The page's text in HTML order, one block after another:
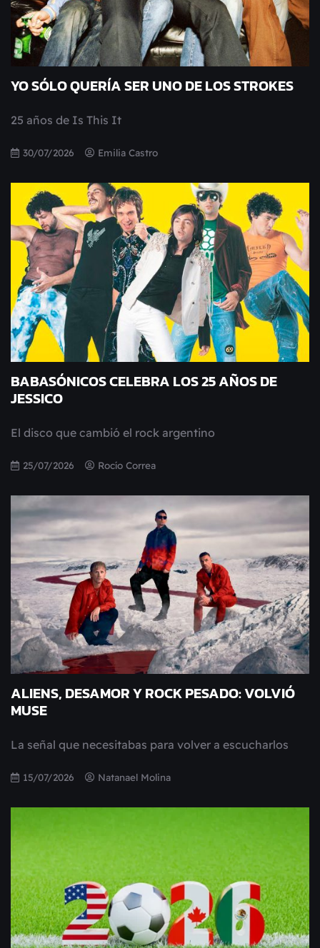
YO SÓLO QUERÍA SER UNO DE LOS STROKES
25 años de Is This It
30/07/2026 Emilia Castro
BABASÓNICOS CELEBRA LOS 25 AÑOS DE
JESSICO
El disco que cambió el rock argentino
25/07/2026 Rocío Correa
ALIENS, DESAMOR Y ROCK PESADO: VOLVIÓ
MUSE
La señal que necesitabas para volver a escucharlos
15/07/2026 Natanael Molina